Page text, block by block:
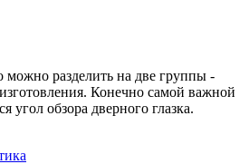
можно разделить на две группы -
Конечно самой важной
угол обзора дверного глазка.